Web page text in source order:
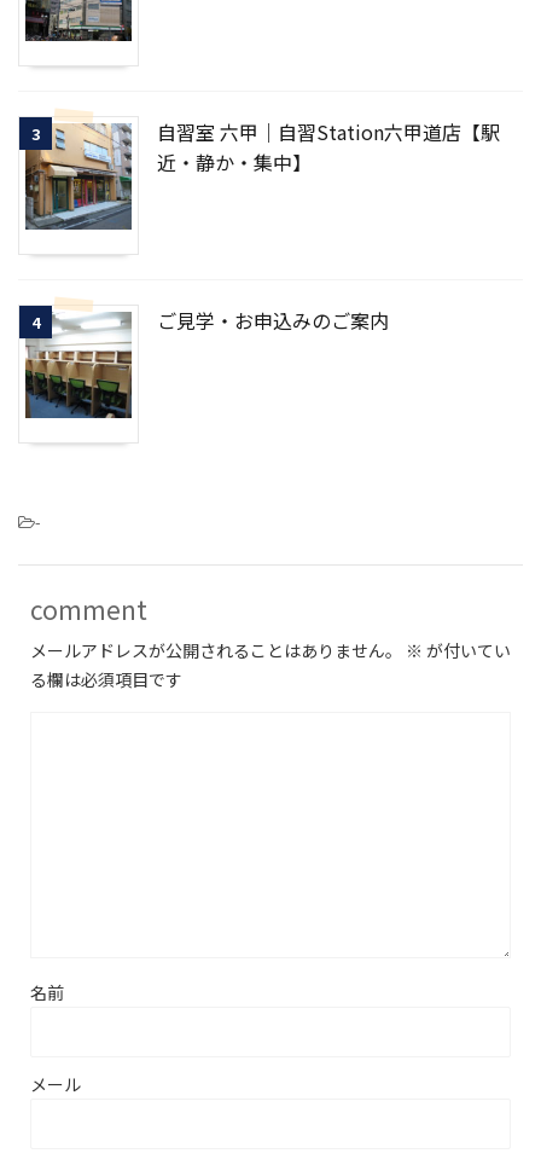
3
自習室 六甲｜自習Station六甲道店【駅
近・静か・集中】
4 ご見学・お申込みのご案内
-
comment
メールアドレスが公開されることはありません。 ※ が付いてい
る欄は必須項目です
名前
メール